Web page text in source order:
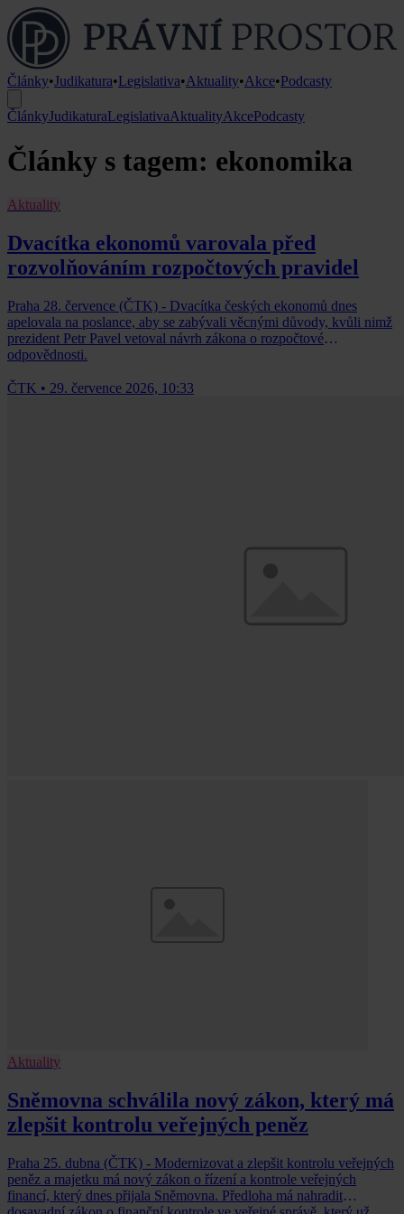
Články•Judikatura•Legislativa•Aktuality•Akce•Podcasty
ČlánkyJudikaturaLegislativaAktualityAkcePodcasty
Články s tagem: ekonomika
Aktuality
Dvacítka ekonomů varovala před
rozvolňováním rozpočtových pravidel
Praha 28. července (ČTK) - Dvacítka českých ekonomů dnes
apelovala na poslance, aby se zabývali věcnými důvody, kvůli nimž
prezident Petr Pavel vetoval návrh zákona o rozpočtové
odpovědnosti.
ČTK • 29. července 2026, 10:33
Aktuality
Sněmovna schválila nový zákon, který má
zlepšit kontrolu veřejných peněz
Praha 25. dubna (ČTK) - Modernizovat a zlepšit kontrolu veřejných
peněz a majetku má nový zákon o řízení a kontrole veřejných
financí, který dnes přijala Sněmovna. Předloha má nahradit